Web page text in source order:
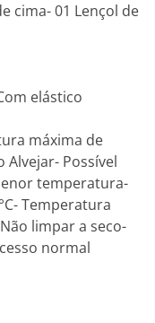
cima- 01 Lençol de
elástico
máxima de
Alvejar- Possível
temperatura-
Temperatura
limpar a seco-
normal